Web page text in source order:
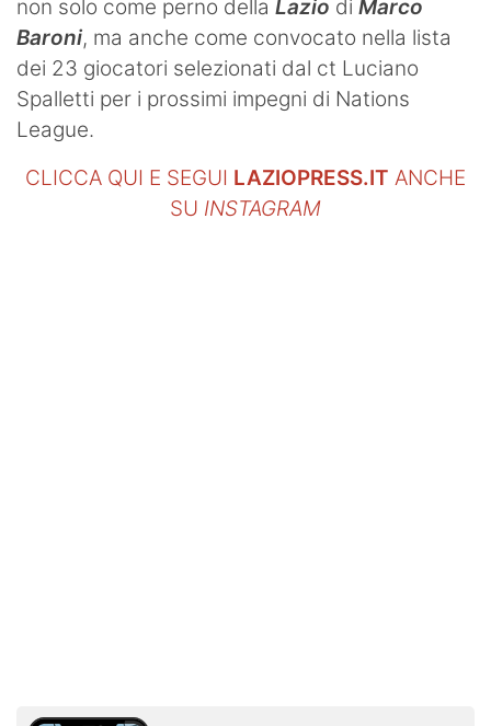
non solo come perno della Lazio di Marco
Baroni, ma anche come convocato nella lista
dei 23 giocatori selezionati dal ct Luciano
Spalletti per i prossimi impegni di Nations
League.
CLICCA QUI E SEGUI LAZIOPRESS.IT ANCHE
SU INSTAGRAM